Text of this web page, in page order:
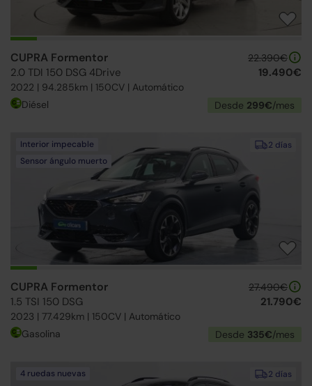
CUPRA Formentor
2.0 TDI 150 DSG 4Drive
2022 | 94.285km | 150CV | Automático
22.390€
19.490€
Diésel Desde 299€/mes
2 días
Interior impecable
Sensor ángulo muerto
CUPRA Formentor
1.5 TSI 150 DSG
2023 | 77.429km | 150CV | Automático
27.490€
21.790€
Gasolina Desde 335€/mes
2 días
4 ruedas nuevas